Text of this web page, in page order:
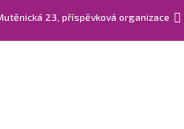
23, příspěvková organizace 